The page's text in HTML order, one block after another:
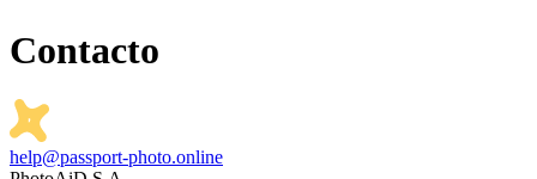
Contacto
help@passport-photo.online